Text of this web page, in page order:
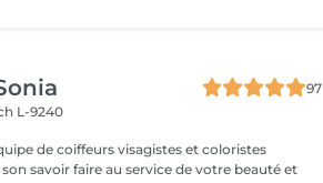
97
L-9240
de coiffeurs visagistes et coloristes
savoir faire au service de votre beauté et